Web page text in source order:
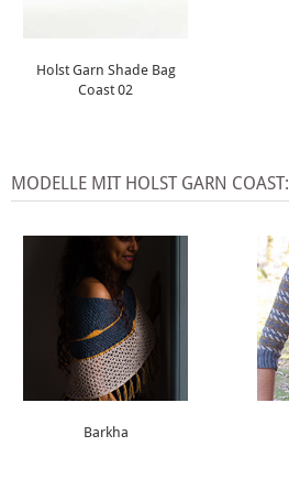
Holst Garn Shade Bag
Coast 02
MODELLE MIT HOLST GARN COAST:
Barkha